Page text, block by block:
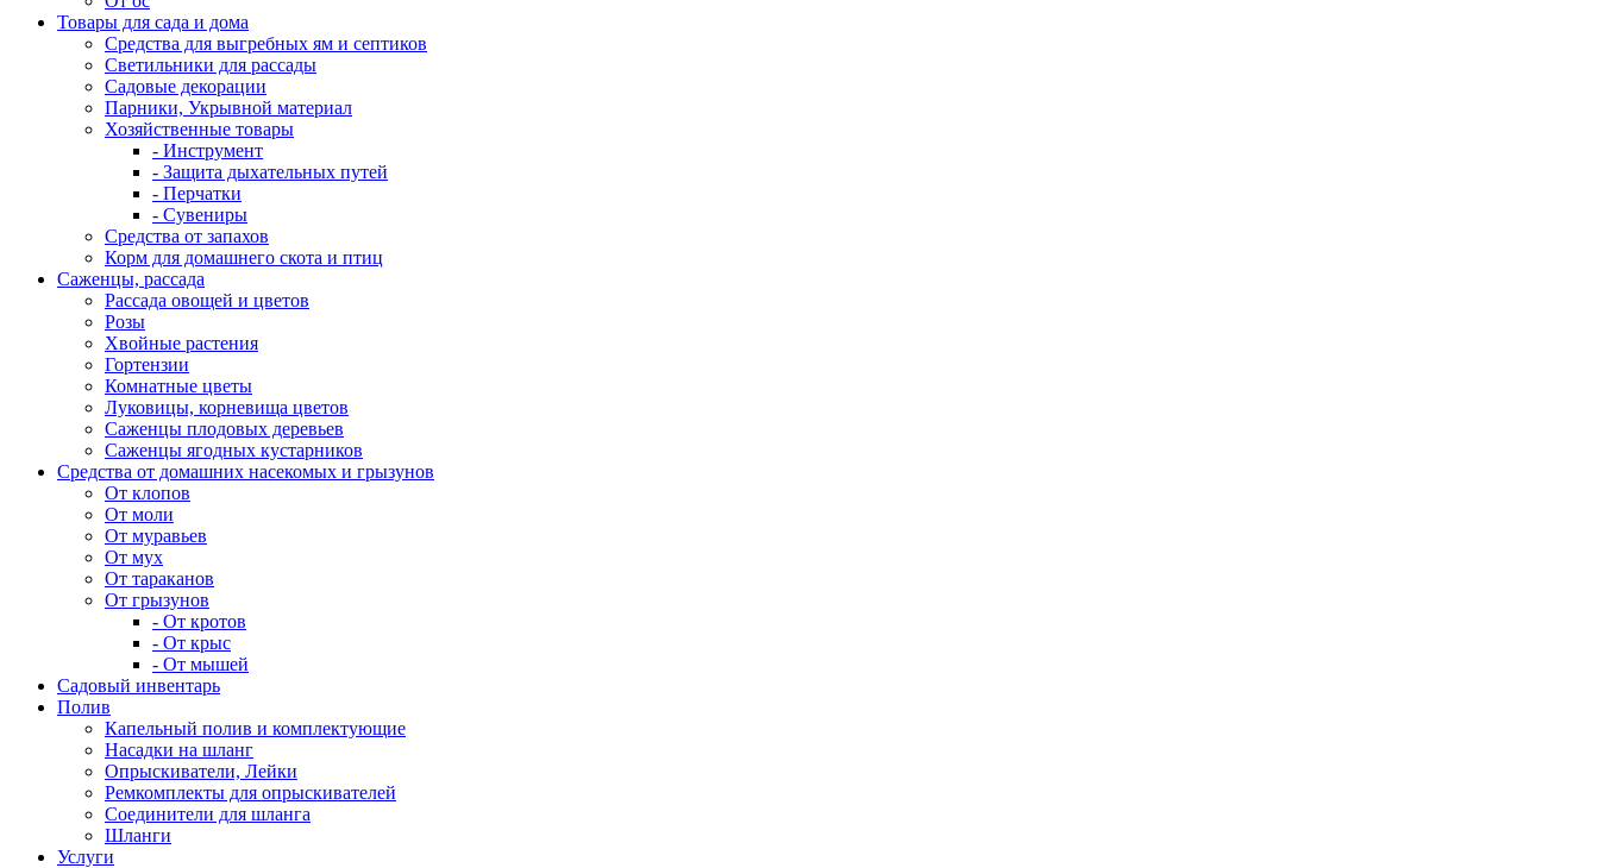
Товары для сада и дома
Средства для выгребных ям и септиков
Светильники для рассады
Садовые декорации
Парники, Укрывной материал
Хозяйственные товары
- Инструмент
- Защита дыхательных путей
- Перчатки
- Сувениры
Средства от запахов
Корм для домашнего скота и птиц
Саженцы, рассада
Рассада овощей и цветов
Розы
Хвойные растения
Гортензии
Комнатные цветы
Луковицы, корневища цветов
Саженцы плодовых деревьев
Саженцы ягодных кустарников
Средства от домашних насекомых и грызунов
От клопов
От моли
От муравьев
От мух
От тараканов
От грызунов
- От кротов
- От крыс
- От мышей
Садовый инвентарь
Полив
Капельный полив и комплектующие
Насадки на шланг
Опрыскиватели, Лейки
Ремкомплекты для опрыскивателей
Соединители для шланга
Шланги
Услуги